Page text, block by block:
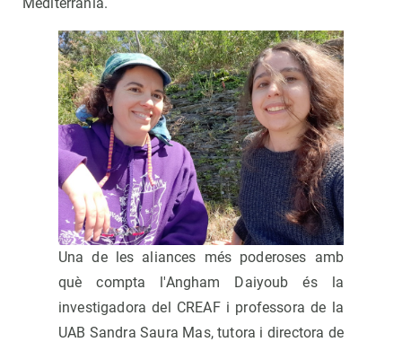
Mediterrània.
Una de les aliances més poderoses amb
què compta l'Angham Daiyoub és la
investigadora del CREAF i professora de la
UAB Sandra Saura Mas, tutora i directora de